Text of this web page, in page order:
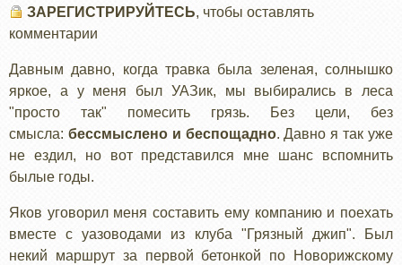
ПО
КАМЕНКУ:
ЧАСТЬ
ЗАРЕГИСТРИРУЙТЕСЬ, чтобы оставлять
комментарии
Давным давно, когда травка была зеленая, солнышко
яркое, а у меня был УАЗик, мы выбирались в леса
"просто так" помесить грязь. Без цели, без
смысла: бессмыслено и беспощадно. Давно я так уже
не ездил, но вот представился мне шанс вспомнить
былые годы.
Яков уговорил меня составить ему компанию и поехать
вместе с уазоводами из клуба "Грязный джип". Был
некий маршрут за первой бетонкой по Новорижскому